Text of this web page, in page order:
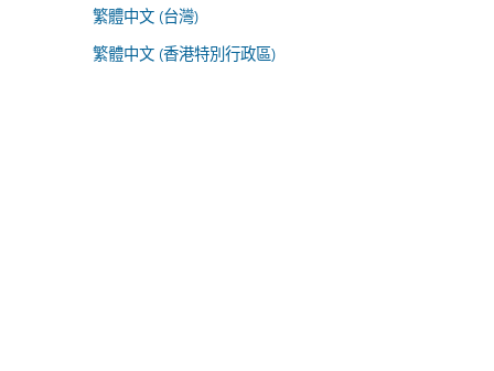
繁體中文 (台灣)
繁體中文 (香港特別行政區)